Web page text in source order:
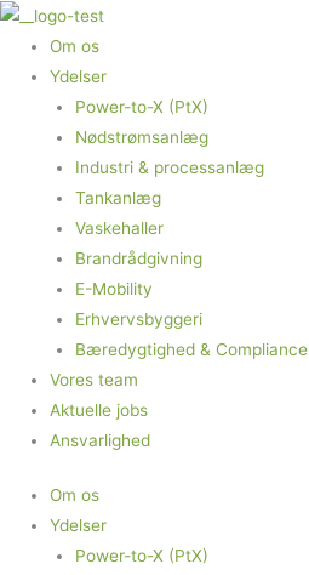
Gå
indholdet
Om os
Ydelser
Power-to-X (PtX)
Nødstrømsanlæg
Industri & processanlæg
Tankanlæg
Vaskehaller
Brandrådgivning
E-Mobility
Erhvervsbyggeri
Bæredygtighed & Compliance
Vores team
Aktuelle jobs
Ansvarlighed
Om os
Ydelser
Power-to-X (PtX)